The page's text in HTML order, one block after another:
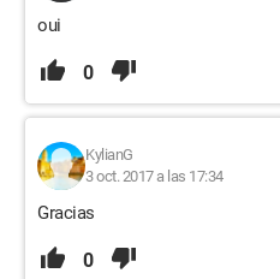
oui
0
KylianG
3 oct. 2017 a las 17:34
Gracias
0